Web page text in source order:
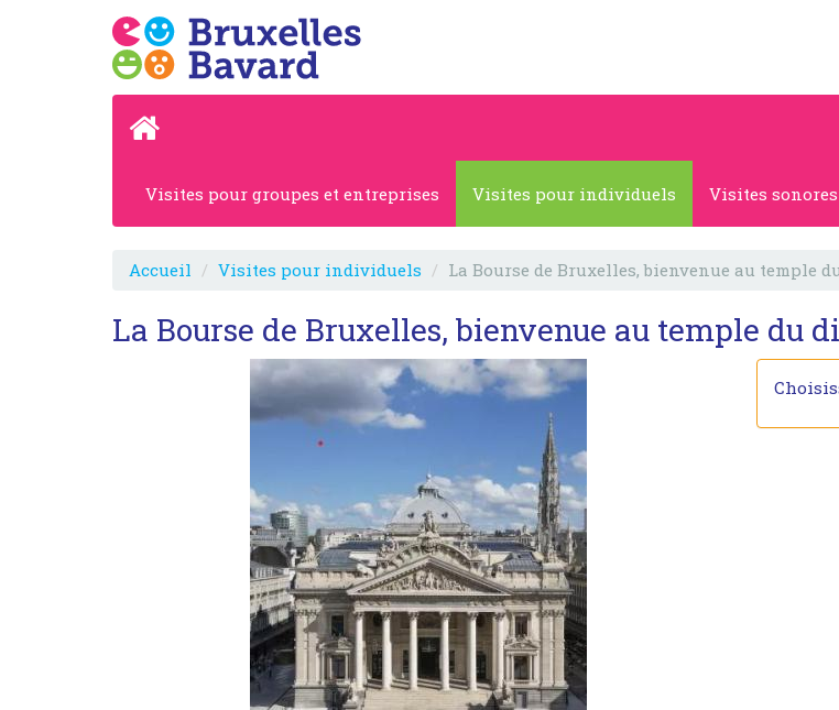
Visites pour groupes et entreprises Visites pour individuels Visites sonores
Accueil Visites pour individuels La Bourse de Bruxelles, bienvenue au temple
La Bourse de Bruxelles, bienvenue au temple du